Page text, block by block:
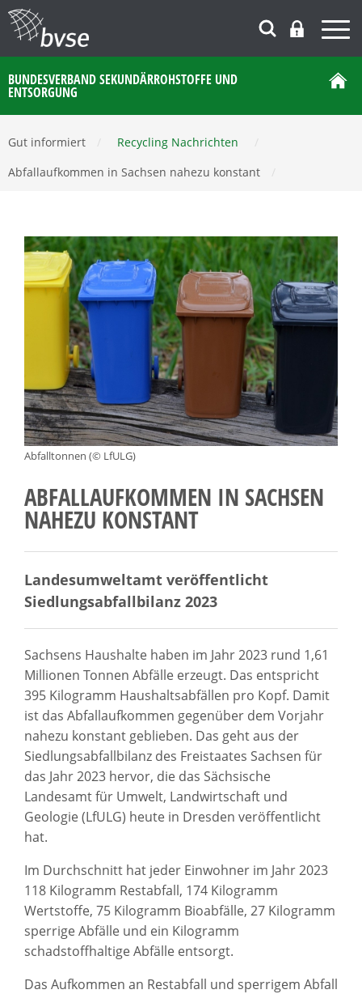
BUNDESVERBAND SEKUNDÄRROHSTOFFE UND
ENTSORGUNG
Gut informiert Recycling Nachrichten
Abfallaufkommen in Sachsen nahezu konstant
Abfalltonnen (© LfULG)
ABFALLAUFKOMMEN IN SACHSEN
NAHEZU KONSTANT
Landesumweltamt veröffentlicht
Siedlungsabfallbilanz 2023
Sachsens Haushalte haben im Jahr 2023 rund 1,61
Millionen Tonnen Abfälle erzeugt. Das entspricht
395 Kilogramm Haushaltsabfällen pro Kopf. Damit
ist das Abfallaufkommen gegenüber dem Vorjahr
nahezu konstant geblieben. Das geht aus der
Siedlungsabfallbilanz des Freistaates Sachsen für
das Jahr 2023 hervor, die das Sächsische
Landesamt für Umwelt, Landwirtschaft und
Geologie (LfULG) heute in Dresden veröffentlicht
hat.
Im Durchschnitt hat jeder Einwohner im Jahr 2023
118 Kilogramm Restabfall, 174 Kilogramm
Wertstoffe, 75 Kilogramm Bioabfälle, 27 Kilogramm
sperrige Abfälle und ein Kilogramm
schadstoffhaltige Abfälle entsorgt.
Das Aufkommen an Restabfall und sperrigem Abfall